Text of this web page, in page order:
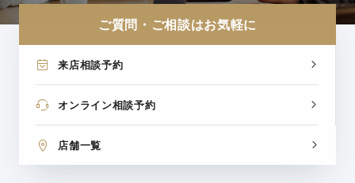
ご質問・ご相談はお気軽に
来店相談予約
オンライン相談予約
店舗一覧